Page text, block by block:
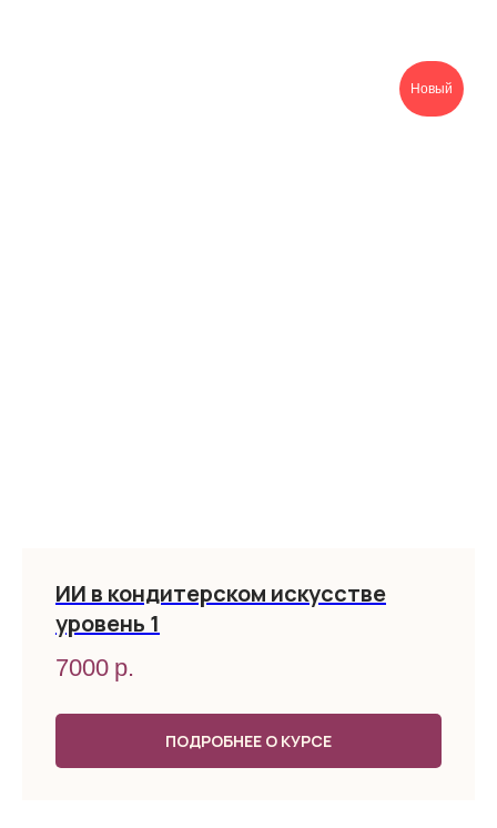
Новый
ИИ в кондитерском искусстве
уровень 1
7000 р.
ПОДРОБНЕЕ О КУРСЕ